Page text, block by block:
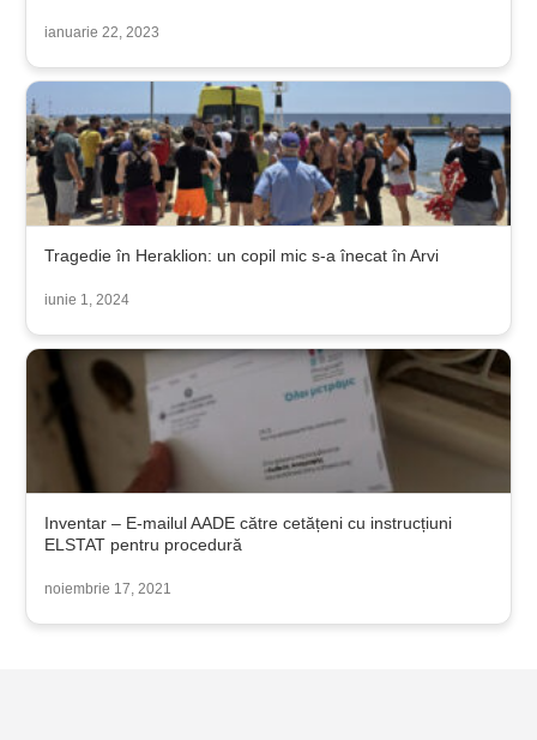
ianuarie 22, 2023
Tragedie în Heraklion: un copil mic s-a înecat în Arvi
iunie 1, 2024
Inventar – E-mailul AADE către cetățeni cu instrucțiuni
ELSTAT pentru procedură
noiembrie 17, 2021